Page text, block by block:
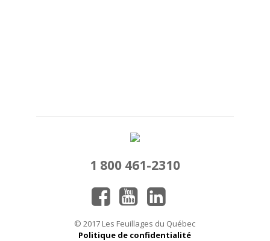
1 800 461-2310
© 2017 Les Feuillages du Québec
Politique de confidentialité